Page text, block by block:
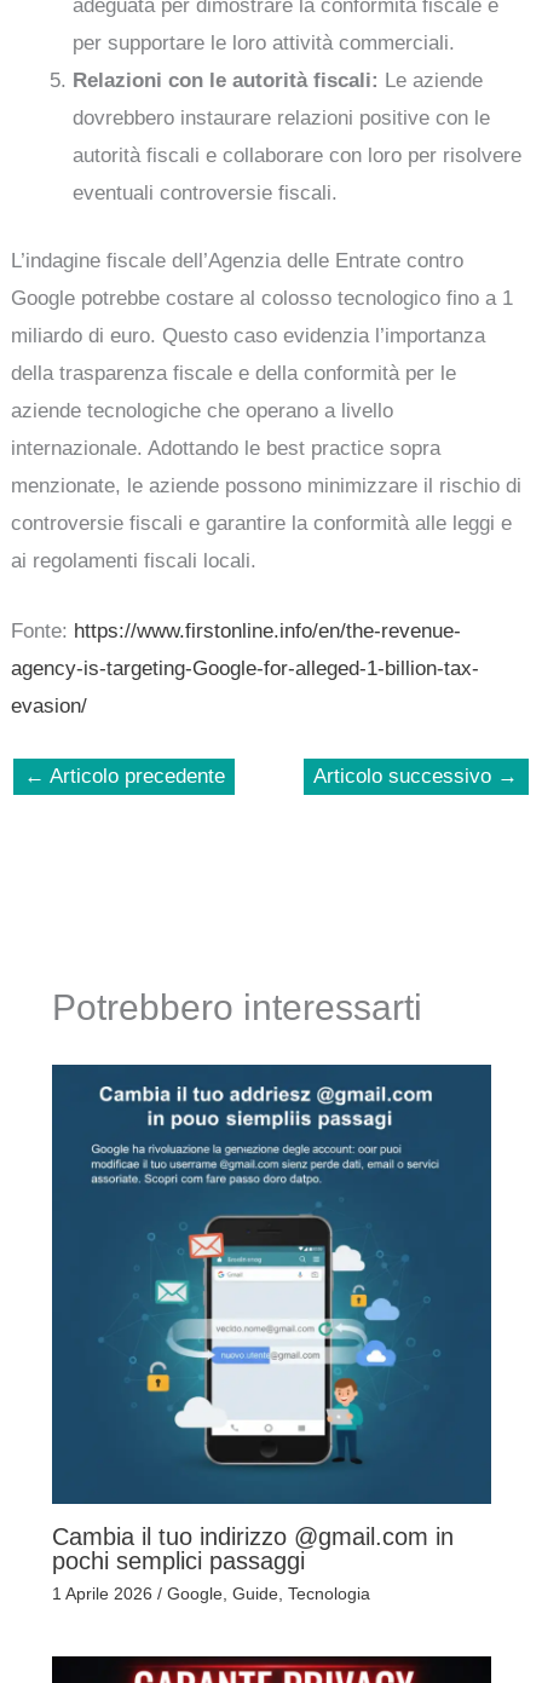
adeguata per dimostrare la conformità fiscale e
per supportare le loro attività commerciali.
Relazioni con le autorità fiscali: Le aziende
dovrebbero instaurare relazioni positive con le
autorità fiscali e collaborare con loro per risolvere
eventuali controversie fiscali.
L’indagine fiscale dell’Agenzia delle Entrate contro
Google potrebbe costare al colosso tecnologico fino a 1
miliardo di euro. Questo caso evidenzia l’importanza
della trasparenza fiscale e della conformità per le
aziende tecnologiche che operano a livello
internazionale. Adottando le best practice sopra
menzionate, le aziende possono minimizzare il rischio di
controversie fiscali e garantire la conformità alle leggi e
ai regolamenti fiscali locali.
Fonte: https://www.firstonline.info/en/the-revenue-
agency-is-targeting-Google-for-alleged-1-billion-tax-
evasion/
← Articolo precedente Articolo successivo →
Potrebbero interessarti
Cambia il tuo indirizzo @gmail.com in
pochi semplici passaggi
1 Aprile 2026 / Google, Guide, Tecnologia